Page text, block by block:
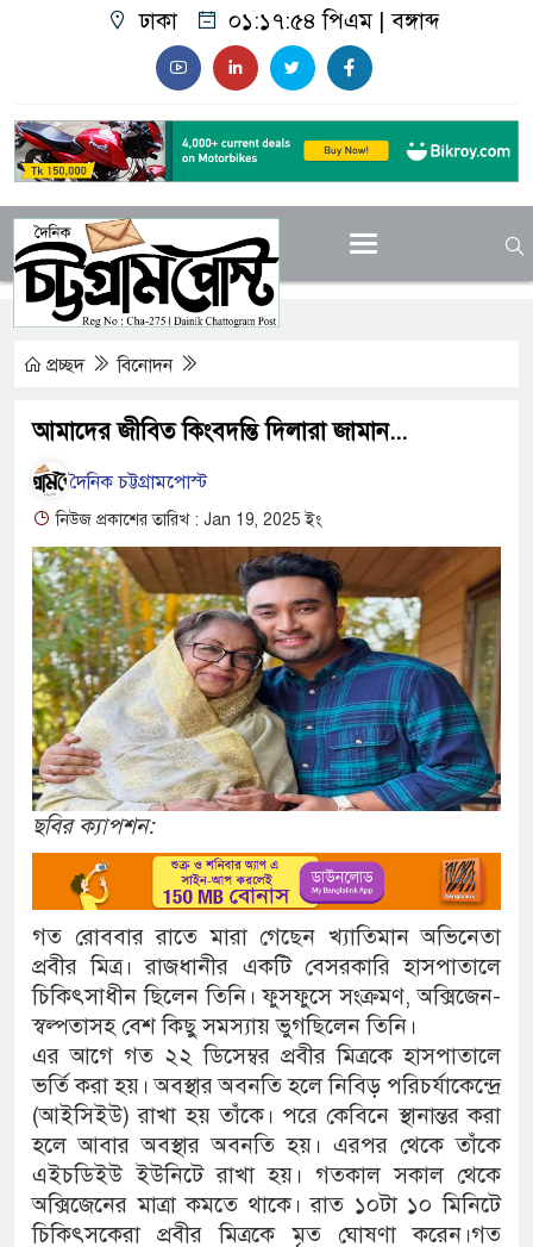
ঢাকা ০১:১৭:৫৫ পিএম |বঙ্গাব্দ
প্রচ্ছদ বিনোদন
আমাদের জীবিত কিংবদন্তি দিলারা জামান...
দৈনিক চট্টগ্রামপোস্ট
নিউজ প্রকাশের তারিখ : Jan 19, 2025 ইং
ছবির ক্যাপশন:
গত রোববার রাতে মারা গেছেন খ্যাতিমান অভিনেতা
প্রবীর মিত্র। রাজধানীর একটি বেসরকারি হাসপাতালে
চিকিৎসাধীন ছিলেন তিনি। ফুসফুসে সংক্রমণ, অক্সিজেন-
স্বল্পতাসহ বেশ কিছু সমস্যায় ভুগছিলেন তিনি।
এর আগে গত ২২ ডিসেম্বর প্রবীর মিত্রকে হাসপাতালে
ভর্তি করা হয়। অবস্থার অবনতি হলে নিবিড় পরিচর্যাকেন্দ্রে
(আইসিইউ) রাখা হয় তাঁকে। পরে কেবিনে স্থানান্তর করা
হলে আবার অবস্থার অবনতি হয়। এরপর থেকে তাঁকে
এইচডিইউ ইউনিটে রাখা হয়। গতকাল সকাল থেকে
অক্সিজেনের মাত্রা কমতে থাকে। রাত ১০টা ১০ মিনিটে
চিকিৎসকেরা প্রবীর মিত্রকে মৃত ঘোষণা করেন।গত